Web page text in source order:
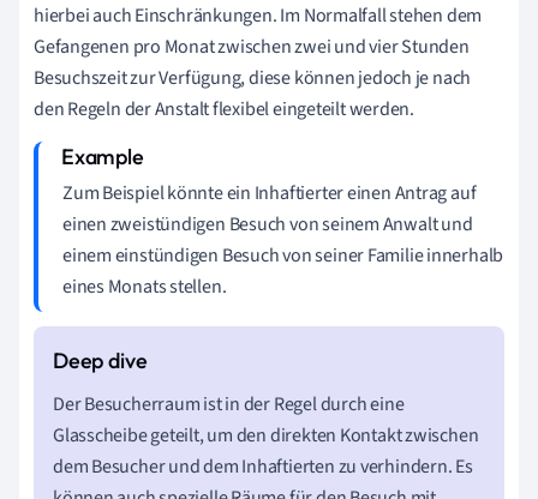
hierbei auch Einschränkungen. Im Normalfall stehen dem
Gefangenen pro Monat zwischen zwei und vier Stunden
Besuchszeit zur Verfügung, diese können jedoch je nach
den Regeln der Anstalt flexibel eingeteilt werden.
Zum Beispiel könnte ein Inhaftierter einen Antrag auf
einen zweistündigen Besuch von seinem Anwalt und
einem einstündigen Besuch von seiner Familie innerhalb
eines Monats stellen.
Der Besucherraum ist in der Regel durch eine
Glasscheibe geteilt, um den direkten Kontakt zwischen
dem Besucher und dem Inhaftierten zu verhindern. Es